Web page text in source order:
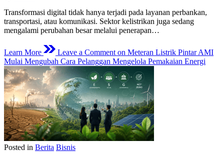
Transformasi digital tidak hanya terjadi pada layanan perbankan,
transportasi, atau komunikasi. Sektor kelistrikan juga sedang
mengalami perubahan besar melalui penerapan…
Learn More Leave a Comment on Meteran Listrik Pintar AMI
Mulai Mengubah Cara Pelanggan Mengelola Pemakaian Energi
Posted in Berita Bisnis